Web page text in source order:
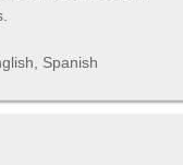
Spanish